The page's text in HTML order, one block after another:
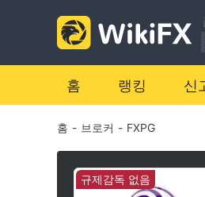
홈 랭킹 신
홈 - 브로커 - FXPG
규제감독 없음
0
1